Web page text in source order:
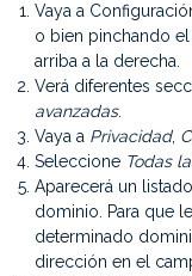
Vaya a
o bien pinchando
arriba a la derecha.
Verá diferentes
avanzadas.
Vaya a Privacidad,
Seleccione Todas
Aparecerá un
dominio. Para que
determinado
dirección en el